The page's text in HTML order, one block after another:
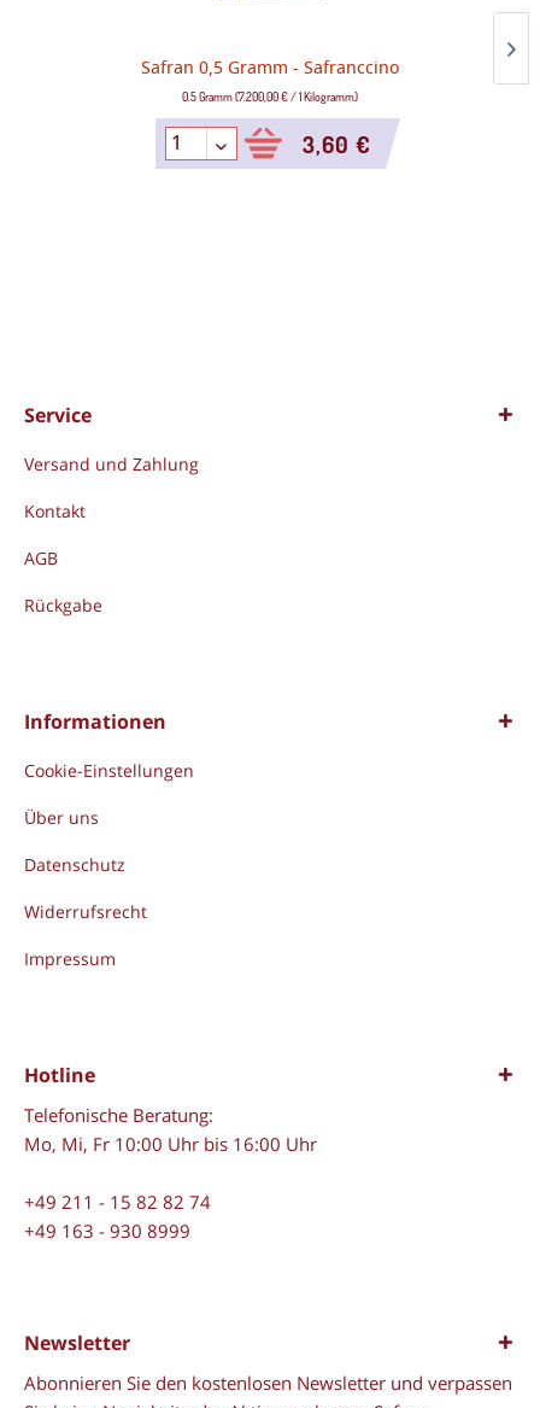
Safran 0,5 Gramm - Safranccino
0.5 Gramm(7.200,00 €/1 Kilogramm)
3,60 €
Service
Versand und Zahlung
Kontakt
AGB
Rückgabe
Informationen
Cookie-Einstellungen
Über uns
Datenschutz
Widerrufsrecht
Impressum
Hotline
Telefonische Beratung:
Mo, Mi, Fr 10:00 Uhr bis 16:00 Uhr
+49 211 - 15 82 82 74
+49 163 - 930 8999
Newsletter
Abonnieren Sie den kostenlosen Newsletter und verpassen